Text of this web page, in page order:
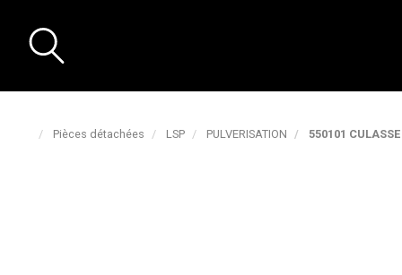
Pièces détachées LSP PULVERISATION 550101